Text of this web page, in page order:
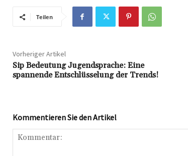
Teilen
Vorheriger Artikel
Sip Bedeutung Jugendsprache: Eine
spannende Entschlüsselung der Trends!
Kommentieren Sie den Artikel